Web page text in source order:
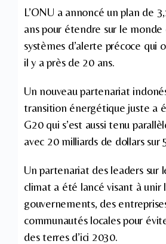
L’ONU a annoncé un plan de
ans pour étendre sur le
systèmes d’alerte précoce qui
il y a près de 20 ans.
Un nouveau partenariat
transition énergétique juste a
G20 qui s’est aussi tenu
avec 20 milliards de dollars sur
Un partenariat des leaders sur
climat a été lancé visant à unir
gouvernements, des
communautés locales pour
des terres d’ici 2030.